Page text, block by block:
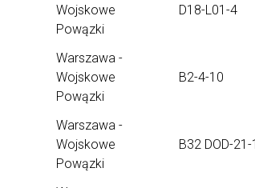
Wojskowe
Powązki
D18-L01-4
Warszawa -
Wojskowe
Powązki
B2-4-10
Warszawa -
Wojskowe
Powązki
B32 DOD-21-